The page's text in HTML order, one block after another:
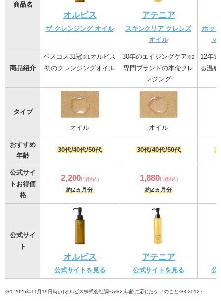
商品名
オルビス
ザ クレンジング オイル
アテニア
スキンクリア クレンズ
オイル
ホッ
マ
商品紹介
ベスコス31冠※1 オルビス
初のクレンジングオイル
30年のエイジングケア※2
専門ブランドの本命クレ
ンジング
12年
る温
タイプ
オイル オイル
おすすめ
年齢
30代/40代/50代 30代/40代/50代
公式サイ
トお得価
格
2,200円(税込)
約2ヵ月分
1,880円(税込)
約2ヵ月分
公式サイ
ト
オルビス
公式サイトを見る
アテニア
公式サイトを見る 公
※1:2025年11月19日時点(オルビス株式会社調べ)※2:年齢に応じたケアのこと※3:2012～